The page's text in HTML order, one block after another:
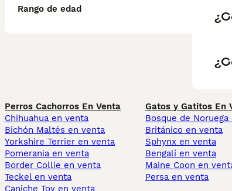
Rango de edad
Perros Cachorros En Venta
Chihuahua en venta
Bichón Maltés en venta
Yorkshire Terrier en venta
Pomerania en venta
Border Collie en venta
Teckel en venta
Caniche Toy en venta
Gatos y Gatitos En
Bosque de
Británico en venta
Sphynx en venta
Bengalí en venta
Maine Coon en
Persa en venta